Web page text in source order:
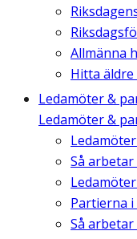
Allmänna
Hitta
Ledamöter &
Ledamöter &
Så
Partierna
Så